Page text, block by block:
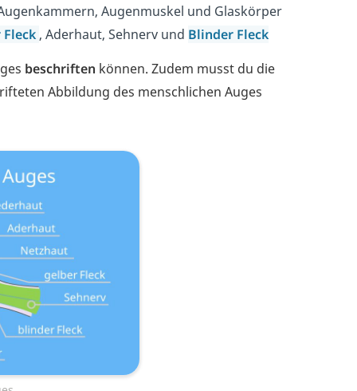
Augenmuskel und Glaskörper
Fleck , Aderhaut, Sehnerv und Blinder Fleck
beschriften können. Zudem musst du die
Abbildung des menschlichen Auges